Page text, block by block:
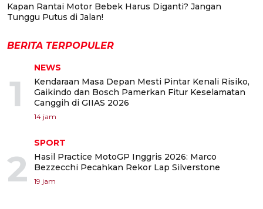
Kapan Rantai Motor Bebek Harus Diganti? Jangan
Tunggu Putus di Jalan!
BERITA TERPOPULER
1
NEWS
Kendaraan Masa Depan Mesti Pintar Kenali Risiko,
Gaikindo dan Bosch Pamerkan Fitur Keselamatan
Canggih di GIIAS 2026
14 jam
2
SPORT
Hasil Practice MotoGP Inggris 2026: Marco
Bezzecchi Pecahkan Rekor Lap Silverstone
19 jam